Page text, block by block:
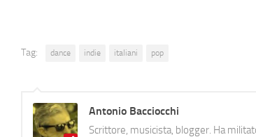
Tag: dance indie italiani pop
Antonio Bacciocchi
Scrittore, musicista, blogger. Ha